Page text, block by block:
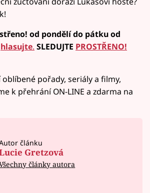
od pondělí do pátku od
hlasujte. SLEDUJTE PROSTŘENO!
pořady, seriály a filmy,
k přehrání ON-LINE a zdarma na
článku
Gretzová
články autora